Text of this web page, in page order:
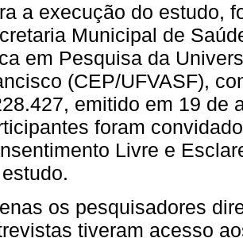
a execução do estudo,
Municipal de
em Pesquisa da
(CEP/UFVASF),
emitido em 19 de
foram
Livre e
os pesquisadores
tiveram acesso